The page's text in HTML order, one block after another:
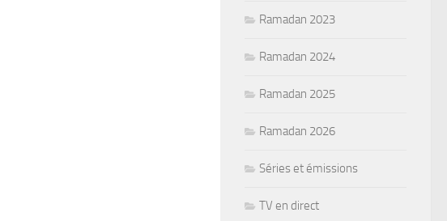
Ramadan 2023
Ramadan 2024
Ramadan 2025
Ramadan 2026
Séries et émissions
TV en direct